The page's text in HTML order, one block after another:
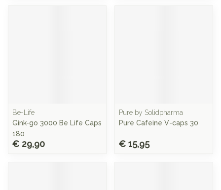
Be-Life
Gink-go 3000 Be Life Caps
180
€ 29,90
Pure by Solidpharma
Pure Cafeine V-caps 30
€ 15,95